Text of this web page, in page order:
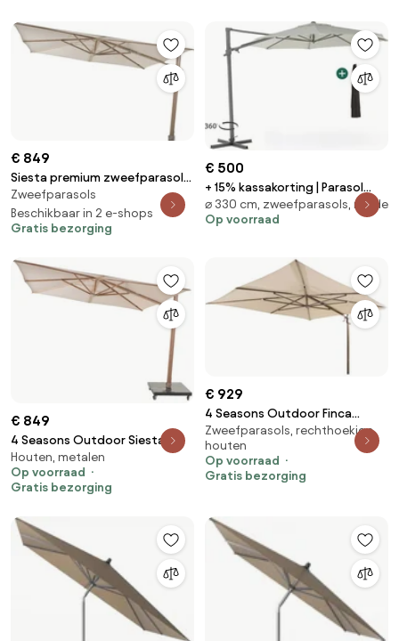
€ 849
Siesta premium zweefparasol
300x300 cm houtlook sand 4
Seasons Outdoor
Zweefparasols
Beschikbaar in 2 e-shops
Gratis bezorging
€ 500
+ 15% kassakorting | Parasol
Shadowline Francisco | Inclusief
hoes | Rond | 330cm | Met
Kees Smit Tuinmeubelen
⌀ 330 cm, zweefparasols, ronde
Op voorraad
€ 849
4 Seasons Outdoor Siesta
PREMIUM 300 x 300 cm parasol
zand, wood look frame Parasol
beige weerbestendig
Houten, metalen
Op voorraad
Gratis bezorging
€ 929
4 Seasons Outdoor Finca
parasol met Wengé frame en
Beach doek 400 x 300 cm
Parasol beige weerbestendig
Zweefparasols, rechthoekige,
houten
Op voorraad
Gratis bezorging